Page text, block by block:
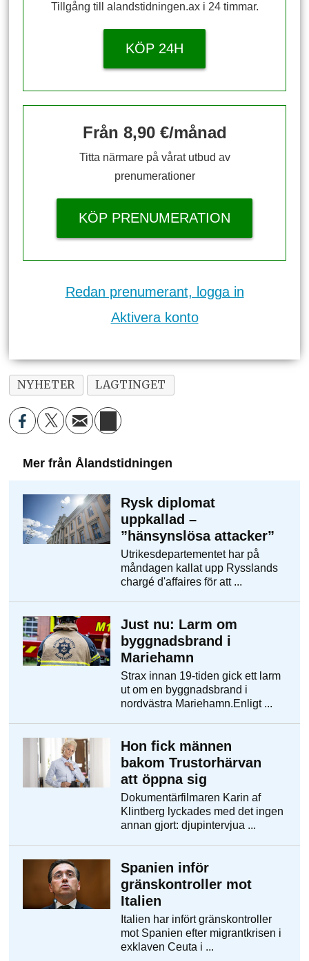
Tillgång till alandstidningen.ax i 24 timmar.
KÖP 24H
Från 8,90 €/månad
Titta närmare på vårat utbud av
prenumerationer
KÖP PRENUMERATION
Redan prenumerant, logga in
Aktivera konto
NYHETER LAGTINGET